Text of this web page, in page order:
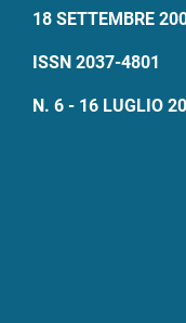
18 SETTEMBRE
ISSN 2037-4801
N. 6 - 16 LUGLIO